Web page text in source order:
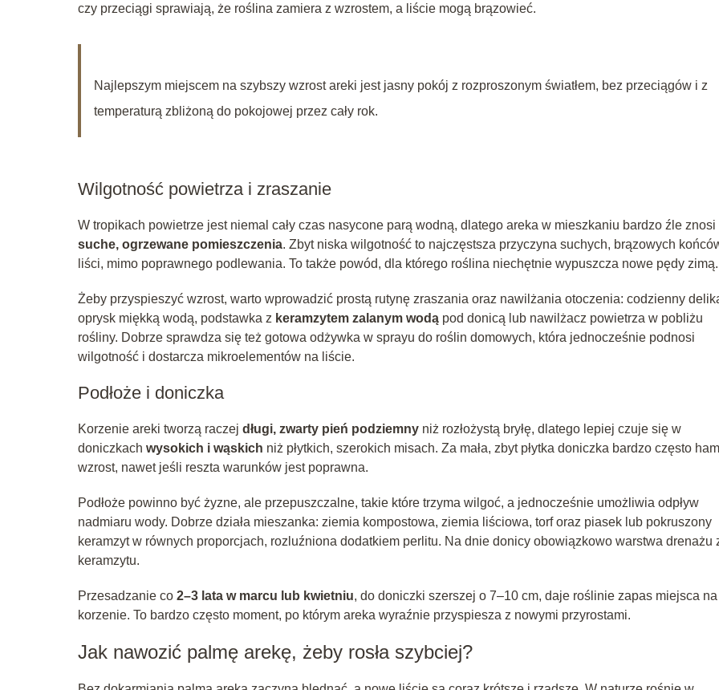
czy przeciągi sprawiają, że roślina zamiera z wzrostem, a liście mogą brązowieć.
Najlepszym miejscem na szybszy wzrost areki jest jasny pokój z rozproszonym światłem, bez przeciągów i z
temperaturą zbliżoną do pokojowej przez cały rok.
Wilgotność powietrza i zraszanie
W tropikach powietrze jest niemal cały czas nasycone parą wodną, dlatego areka w mieszkaniu bardzo źle znosi
suche, ogrzewane pomieszczenia. Zbyt niska wilgotność to najczęstsza przyczyna suchych, brązowych
liści, mimo poprawnego podlewania. To także powód, dla którego roślina niechętnie wypuszcza nowe pędy zimą.
Żeby przyspieszyć wzrost, warto wprowadzić prostą rutynę zraszania oraz nawilżania otoczenia: codzienny
oprysk miękką wodą, podstawka z keramzytem zalanym wodą pod donicą lub nawilżacz powietrza w pobliżu
rośliny. Dobrze sprawdza się też gotowa odżywka w sprayu do roślin domowych, która jednocześnie podnosi
wilgotność i dostarcza mikroelementów na liście.
Podłoże i doniczka
Korzenie areki tworzą raczej długi, zwarty pień podziemny niż rozłożystą bryłę, dlatego lepiej czuje się w
doniczkach wysokich i wąskich niż płytkich, szerokich misach. Za mała, zbyt płytka doniczka bardzo często
wzrost, nawet jeśli reszta warunków jest poprawna.
Podłoże powinno być żyzne, ale przepuszczalne, takie które trzyma wilgoć, a jednocześnie umożliwia odpływ
nadmiaru wody. Dobrze działa mieszanka: ziemia kompostowa, ziemia liściowa, torf oraz piasek lub pokruszony
keramzyt w równych proporcjach, rozluźniona dodatkiem perlitu. Na dnie donicy obowiązkowo warstwa drenażu
keramzytu.
Przesadzanie co 2–3 lata w marcu lub kwietniu, do doniczki szerszej o 7–10 cm, daje roślinie zapas miejsca na
korzenie. To bardzo często moment, po którym areka wyraźnie przyspiesza z nowymi przyrostami.
Jak nawozić palmę arekę, żeby rosła szybciej?